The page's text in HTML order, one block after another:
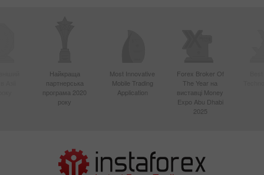
Найкраща
партнерська
програма 2020
року
Most Innovative
Mobile Trading
Application
Forex Broker Of
The Year на
виставці Money
Expo Abu Dhabi
2025